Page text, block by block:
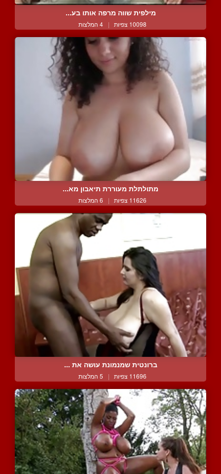
מילפית שווה מרפה אותו בע...
10098 צפיות | 4 המלצות
מתולתלת מעוררת תיאבון מא...
11626 צפיות | 6 המלצות
ברונטית שמנמונת עושה את ...
11696 צפיות | 5 המלצות